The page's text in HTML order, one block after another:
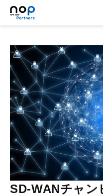
マー
セ
コラ
ス
IT
SD-WANチャ